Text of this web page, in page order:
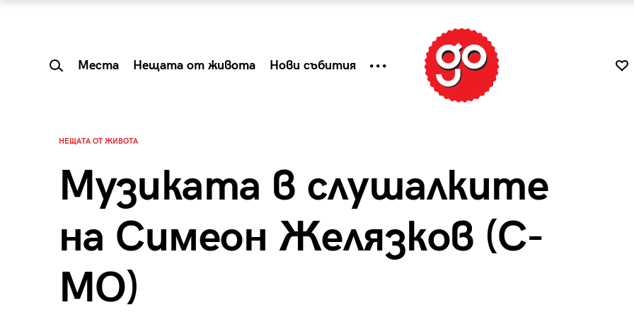
Места Нещата от живота Нови събития
НЕЩАТА ОТ ЖИВОТА
Музиката в слушалките
на Симеон Желязков (C-
MO)